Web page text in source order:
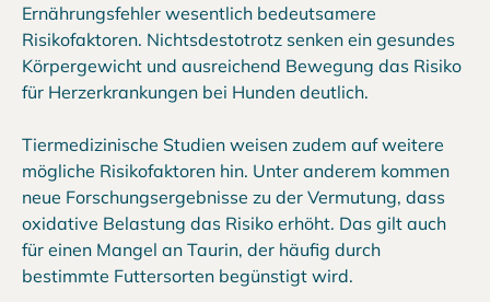
Ernährungsfehler wesentlich bedeutsamere
Risikofaktoren. Nichtsdestotrotz senken ein gesundes
Körpergewicht und ausreichend Bewegung das Risiko
für Herzerkrankungen bei Hunden deutlich.
Tiermedizinische Studien weisen zudem auf weitere
mögliche Risikofaktoren hin. Unter anderem kommen
neue Forschungsergebnisse zu der Vermutung, dass
oxidative Belastung das Risiko erhöht. Das gilt auch
für einen Mangel an Taurin, der häufig durch
bestimmte Futtersorten begünstigt wird.